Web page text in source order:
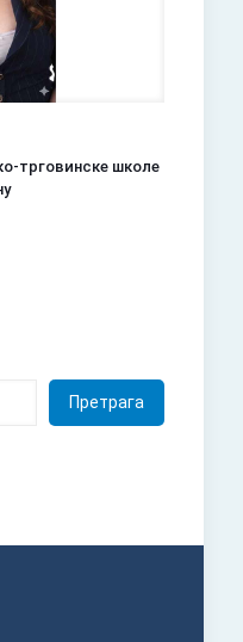
трговинске школе
Претрага